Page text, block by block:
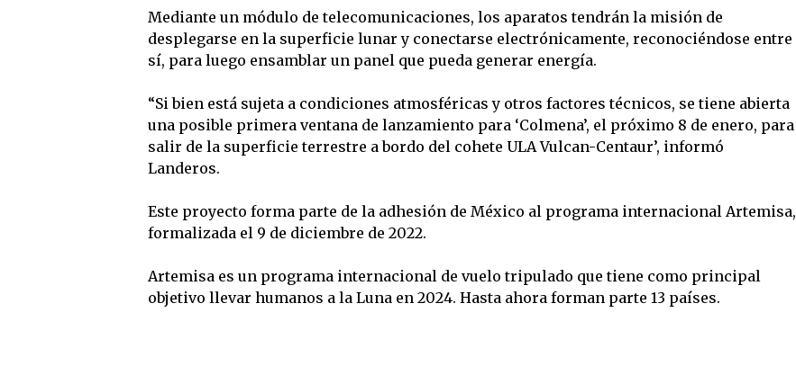
Mediante un módulo de telecomunicaciones, los aparatos tendrán la misión de
desplegarse en la superficie lunar y conectarse electrónicamente, reconociéndose entre
sí, para luego ensamblar un panel que pueda generar energía.
“Si bien está sujeta a condiciones atmosféricas y otros factores técnicos, se tiene abierta
una posible primera ventana de lanzamiento para ‘Colmena’, el próximo 8 de enero, para
salir de la superficie terrestre a bordo del cohete ULA Vulcan-Centaur’, informó
Landeros.
Este proyecto forma parte de la adhesión de México al programa internacional Artemisa,
formalizada el 9 de diciembre de 2022.
Artemisa es un programa internacional de vuelo tripulado que tiene como principal
objetivo llevar humanos a la Luna en 2024. Hasta ahora forman parte 13 países.